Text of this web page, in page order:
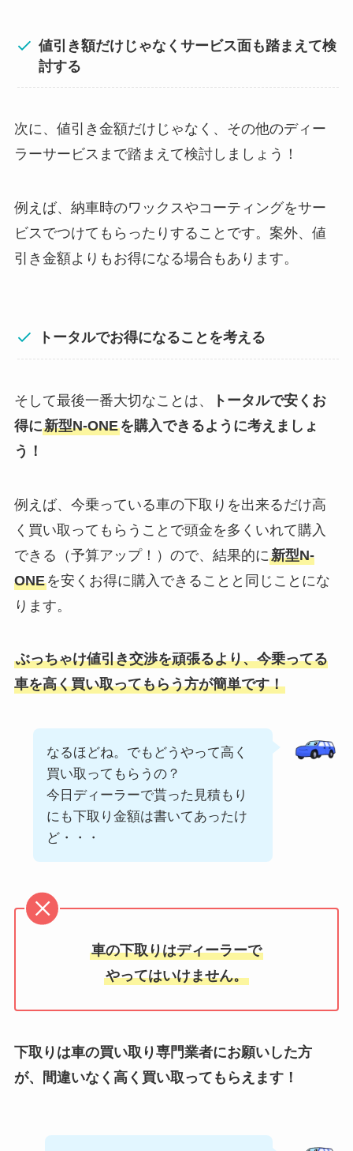
値引き額だけじゃなくサービス面も踏まえて検
討する
次に、値引き金額だけじゃなく、その他のディー
ラーサービスまで踏まえて検討しましょう！
例えば、納車時のワックスやコーティングをサー
ビスでつけてもらったりすることです。案外、値
引き金額よりもお得になる場合もあります。
トータルでお得になることを考える
そして最後一番大切なことは、
トータルで安くお
得に新型N-ONEを購入できるように考えましょ
う！
例えば、今乗っている車の下取りを出来るだけ高
く買い取ってもらうことで頭金を多くいれて購入
できる（予算アップ！）ので、結果的に新型N-
ONEを安くお得に購入できることと同じことにな
ります。
ぶっちゃけ値引き交渉を頑張るより、今乗ってる
車を高く買い取ってもらう方が簡単です！
なるほどね。でもどうやって高く
買い取ってもらうの？
今日ディーラーで貰った見積もり
にも下取り金額は書いてあったけ
ど・・・
車の下取りはディーラーで
やってはいけません。
下取りは車の買い取り専門業者にお願いした方
が、間違いなく高く買い取ってもらえます！